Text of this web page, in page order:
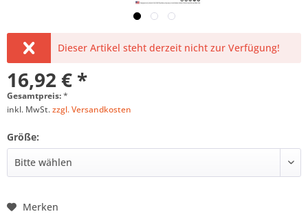
Dieser Artikel steht derzeit nicht zur Verfügung!
16,92 € *
Gesamtpreis:*
inkl. MwSt.zzgl. Versandkosten
Größe:
Merken